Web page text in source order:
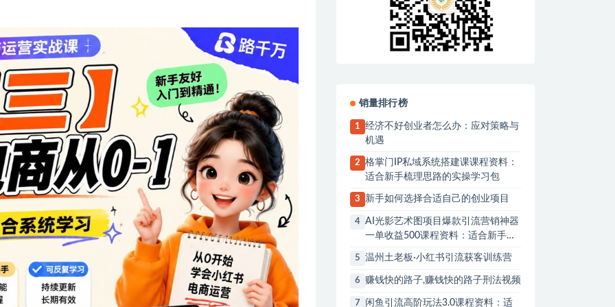
销量排行榜
1
经济不好创业者怎么办：应对策略与
机遇
2
格掌门IP私域系统搭建课课程资料：
适合新手梳理思路的实操学习包
3 新手如何选择合适自己的创业项目
4 AI光影艺术图项目爆款引流营销神器
一单收益500课程资料：适合新手梳
理思路的实操学习包
5 温州土老板·小红书引流获客训练营
6 赚钱快的路子,赚钱快的路子刑法视频
7 闲鱼引流高阶玩法3.0课程资料：适